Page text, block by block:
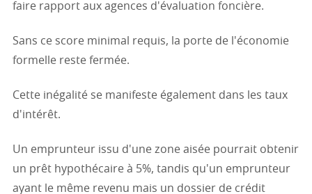
faire rapport aux agences d'évaluation foncière.
Sans ce score minimal requis, la porte de l'économie
formelle reste fermée.
Cette inégalité se manifeste également dans les taux
d'intérêt.
Un emprunteur issu d'une zone aisée pourrait obtenir
un prêt hypothécaire à 5%, tandis qu'un emprunteur
ayant le même revenu mais un dossier de crédit